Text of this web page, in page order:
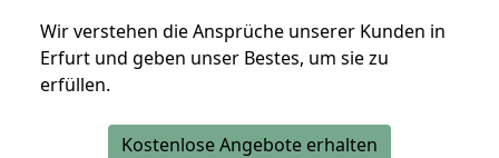
Wir verstehen die Ansprüche unserer Kunden in
Erfurt und geben unser Bestes, um sie zu
erfüllen.
Kostenlose Angebote erhalten